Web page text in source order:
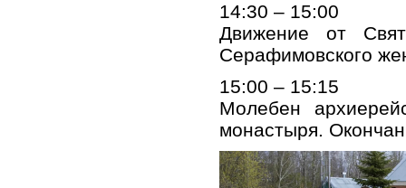
14:30 – 15:00
Движение от
Серафимовского
15:00 – 15:15
Молебен
монастыря.